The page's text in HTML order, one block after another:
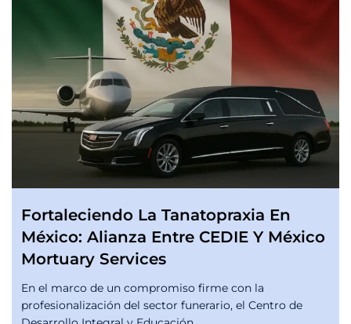
Fortaleciendo La Tanatopraxia En
México: Alianza Entre CEDIE Y México
Mortuary Services
En el marco de un compromiso firme con la
profesionalización del sector funerario, el Centro de